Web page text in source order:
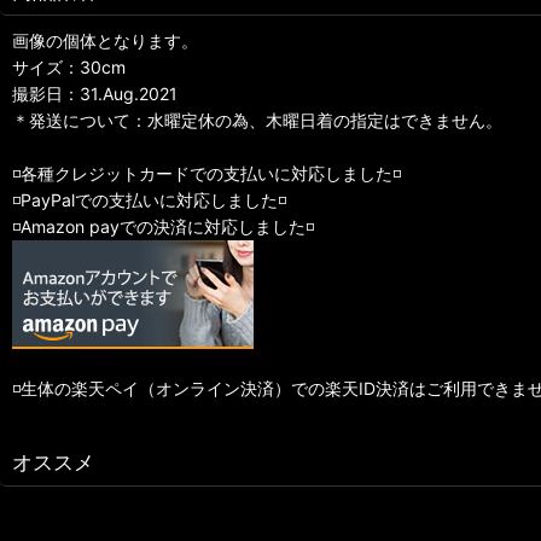
画像の個体となります。
サイズ：30cm
撮影日：31.Aug.2021
＊発送について：水曜定休の為、木曜日着の指定はできません。
◽️各種クレジットカードでの支払いに対応しました◽️
◽️PayPalでの支払いに対応しました◽️
◽️Amazon payでの決済に対応しました◽️
◽️生体の楽天ペイ（オンライン決済）での楽天ID決済はご利用できま
オススメ